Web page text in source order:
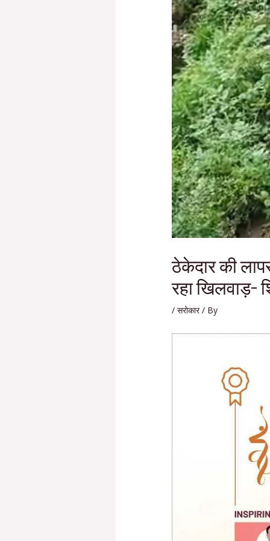
ठेकेदार की
रहा खिलवाड़-
/सरोकार/ By